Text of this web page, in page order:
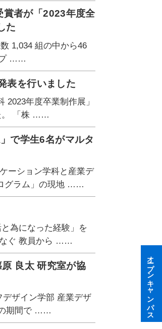
賞者が「2023年度全
た
1,034 組の中から46
プ ……
表を行いました
年度卒業制作展」
。 「株 ……
で学生6名がマルタ
ーション学科と産業デ
グラム」の現地 ……
為になった経験」を
なぐ 教員から ……
良太 研究室が協
ザイン学部 産業デザ
の期間で ……
オープンキャンパス